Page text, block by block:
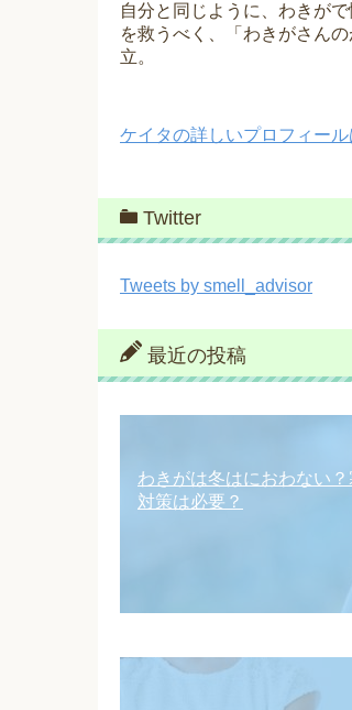
自分と同じように、わきが
を救うべく、「わきがさん
立。
ケイタの詳しいプロフィール
Twitter
Tweets by smell_advisor
最近の投稿
わきがは冬はにおわない
対策は必要？